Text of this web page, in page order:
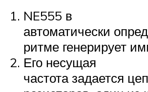
NE555 в
автоматически
ритме генерирует
Его несущая
частота задается